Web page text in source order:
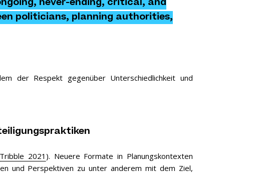
never-ending, critical, and
politicians, planning authorities,
der Respekt gegenüber Unterschiedlichkeit und
Tribble 2021 ). Neuere Formate in Planungskontexten
und Perspektiven zu unter anderem mit dem Ziel,